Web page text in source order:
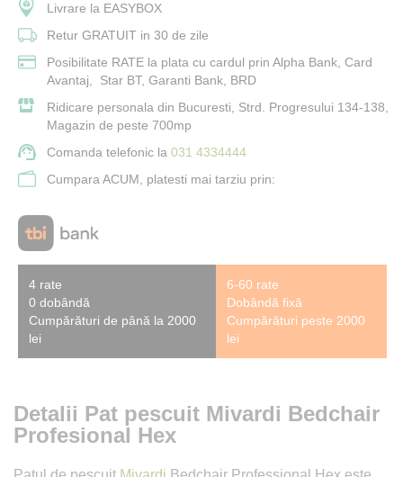
Livrare la EASYBOX
Retur GRATUIT in 30 de zile
Posibilitate RATE la plata cu cardul prin Alpha Bank, Card
Avantaj, Star BT, Garanti Bank, BRD
Ridicare personala din Bucuresti, Strd. Progresului 134-138,
Magazin de peste 700mp
Comanda telefonic la 031 4334444
Cumpara ACUM, platesti mai tarziu prin:
4 rate
0 dobândă
Cumpărături de până la 2000
lei
6-60 rate
Dobândă fixă
Cumpărături peste 2000
lei
Detalii Pat pescuit Mivardi Bedchair
Profesional Hex